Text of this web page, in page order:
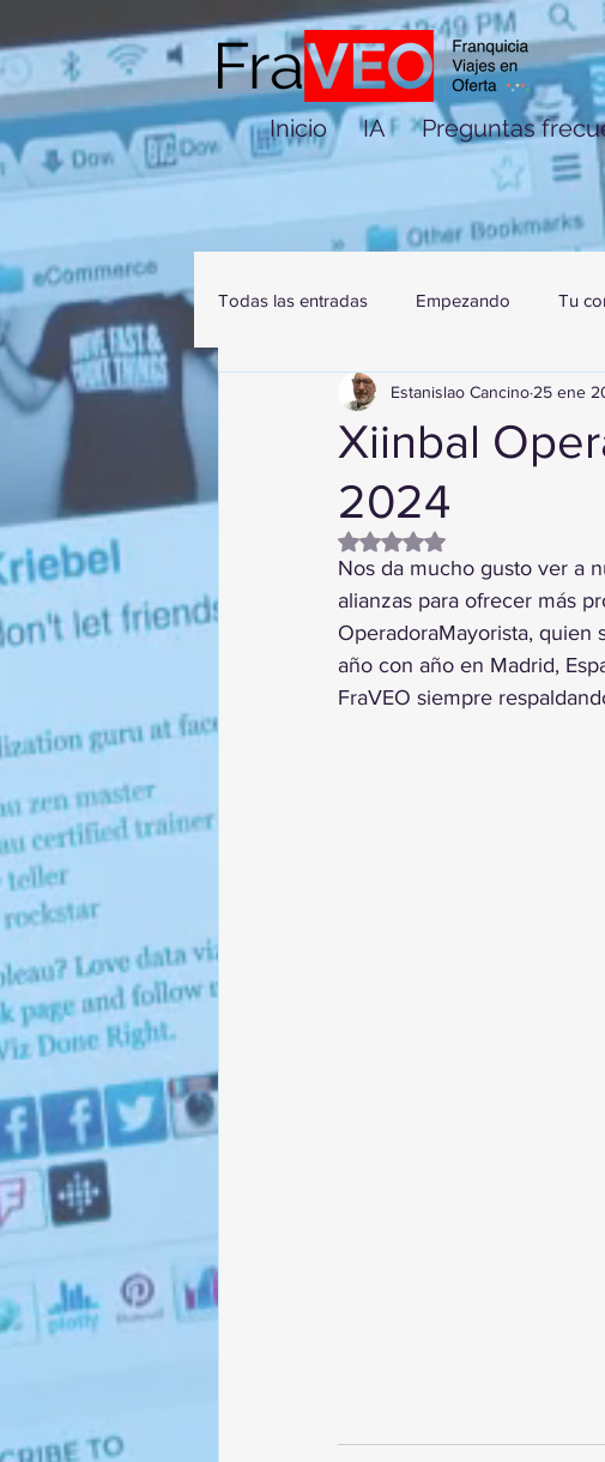
Inicio IA Preguntas
Todas las entradas Empezando Tu
Xiinbal
2024
Estanislao Cancino 25 ene
Obtuvo NaN de 5 estrellas.
Nos da mucho gusto ver a
alianzas para ofrecer más
OperadoraMayorista, quien
año con año en Madrid,
FraVEO siempre